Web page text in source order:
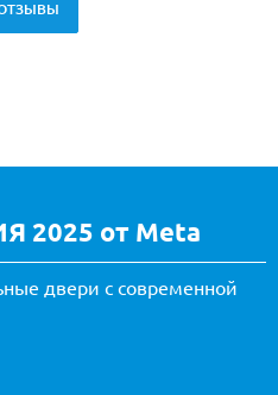
2025 от Meta
двери с современной